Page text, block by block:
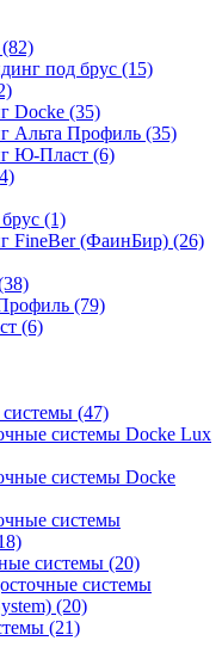
под брус (15)
Docke (35)
Альта Профиль (35)
Ю-Пласт (6)
(1)
FineBer (ФаинБир) (26)
(79)
(6)
(47)
системы Docke Lux
системы Docke
системы
системы (20)
системы
(20)
(21)